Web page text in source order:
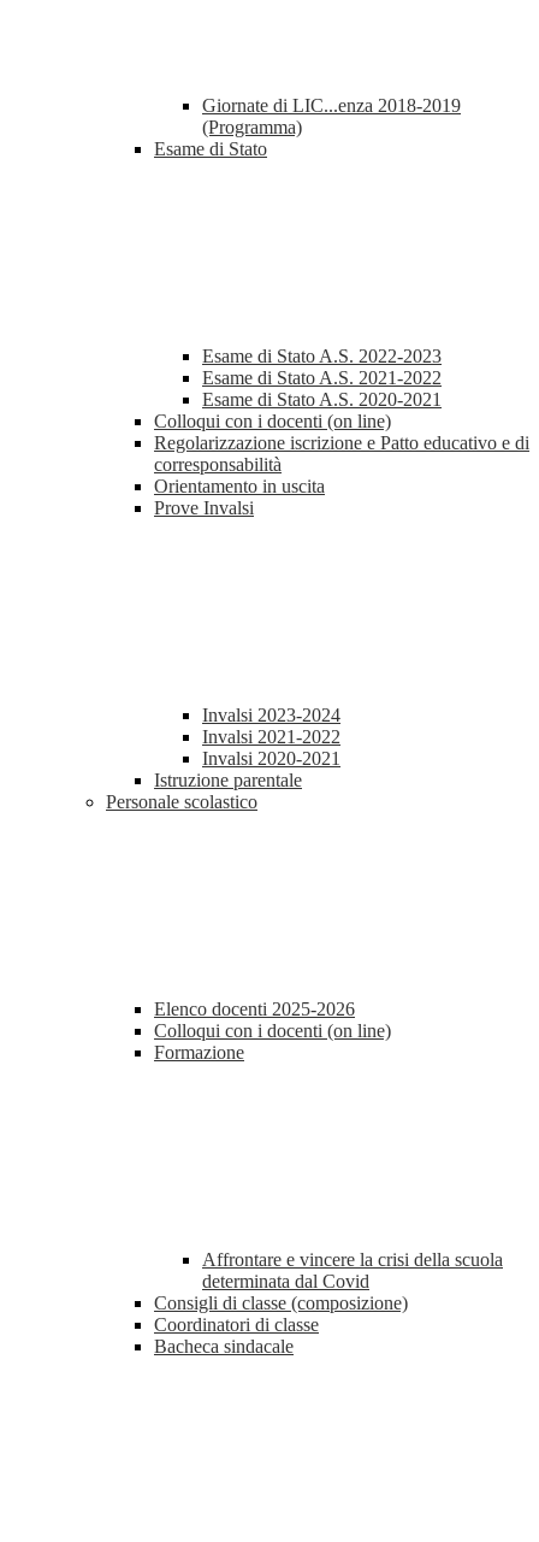
Giornate di LIC...enza 2018-2019
(Programma)
Esame di Stato
Esame di Stato A.S. 2022-2023
Esame di Stato A.S. 2021-2022
Esame di Stato A.S. 2020-2021
Colloqui con i docenti (on line)
Regolarizzazione iscrizione e Patto educativo e di
corresponsabilità
Orientamento in uscita
Prove Invalsi
Invalsi 2023-2024
Invalsi 2021-2022
Invalsi 2020-2021
Istruzione parentale
Personale scolastico
Elenco docenti 2025-2026
Colloqui con i docenti (on line)
Formazione
Affrontare e vincere la crisi della scuola
determinata dal Covid
Consigli di classe (composizione)
Coordinatori di classe
Bacheca sindacale